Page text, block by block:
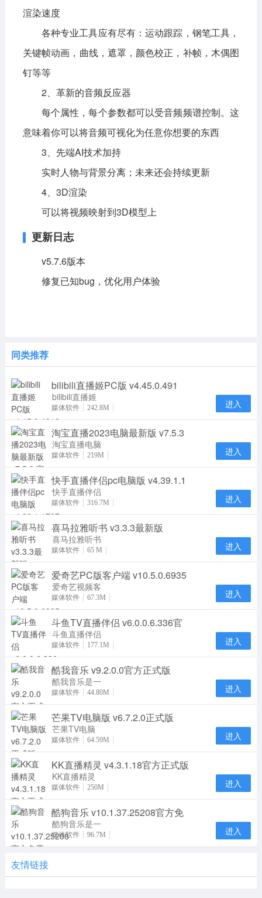
渲染速度
各种专业工具应有尽有：运动跟踪，钢笔工具，
关键帧动画，曲线，遮罩，颜色校正，补帧，木偶图
钉等等
2、革新的音频反应器
每个属性，每个参数都可以受音频频谱控制。这
意味着你可以将音频可视化为任意你想要的东西
3、先端AI技术加持
实时人物与背景分离；未来还会持续更新
4、3D渲染
可以将视频映射到3D模型上
更新日志
v5.7.6版本
修复已知bug，优化用户体验
同类推荐
bilibili直播姬PC版 v4.45.0.491
bilibili直播姬
PC官方下载
是B站推出的
直播平台，让
每个
媒体软件 242.8M 进入
淘宝直播2023电脑最新版 v7.5.3
淘宝直播电脑
版是一款简单
播软件，淘宝
直播
媒体软件 219M 进入
快手直播伴侣pc电脑版 v4.39.1.1
快手直播伴侣
电脑客户端，
帮助各位快手
主播们在电脑
上，快
媒体软件 316.7M 进入
喜马拉雅听书 v3.3.3最新版
喜马拉雅听书
app官网最新
热门的音频播
放
媒体软件 65 M 进入
爱奇艺PC版客户端 v10.5.0.6935
爱奇艺视频客
户端是首款会
“变形”的视频
播放软件，这
款
媒体软件 67.3M 进入
斗鱼TV直播伴侣 v6.0.0.6.336官
斗鱼直播伴侣
是斗鱼TV官
方发布的斗鱼
直播辅助软
件，斗鱼
媒体软件 177.1M 进入
酷我音乐 v9.2.0.0官方正式版
酷我音乐是一
款拥有海量音
聚合型播放
器，提
媒体软件 44.80M 进入
芒果TV电脑版 v6.7.2.0正式版
芒果TV电脑
版是湖南广播
一互联网视频
平台
媒体软件 64.59M 进入
KK直播精灵 v4.3.1.18官方正式版
KK直播精灵
官方版是KK
的一款直播伴
侣软件
媒体软件 250M 进入
酷狗音乐 v10.1.37.25208官方免
酷狗音乐是一
款中国国内最
媒体软件 96.7M 进入
友情链接